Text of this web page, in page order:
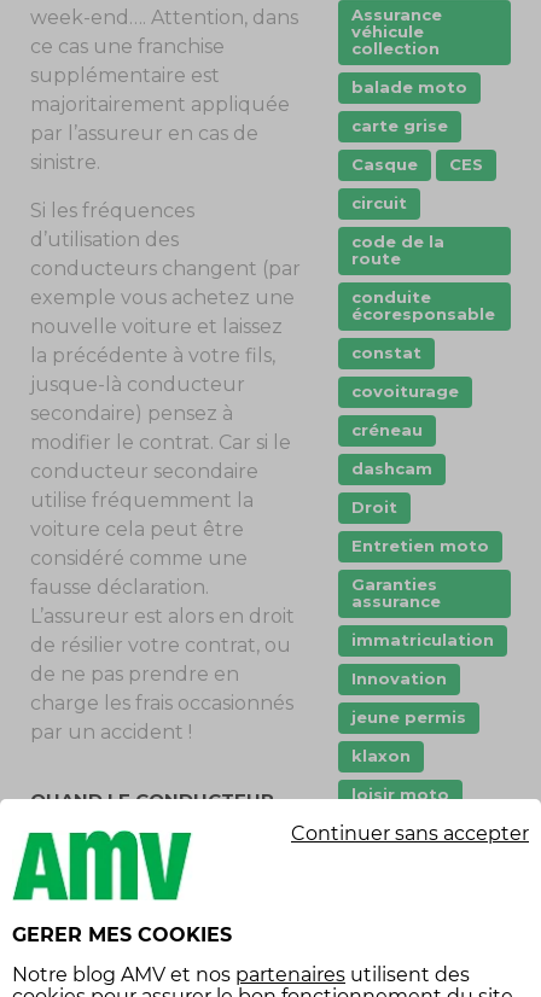
week-end…. Attention, dans
ce cas une franchise
supplémentaire est
majoritairement appliquée
par l’assureur en cas de
sinistre.
Si les fréquences
d’utilisation des
conducteurs changent (par
exemple vous achetez une
nouvelle voiture et laissez
la précédente à votre fils,
jusque-là conducteur
secondaire) pensez à
modifier le contrat. Car si le
conducteur secondaire
utilise fréquemment la
voiture cela peut être
considéré comme une
fausse déclaration.
L’assureur est alors en droit
de résilier votre contrat, ou
de ne pas prendre en
charge les frais occasionnés
par un accident !
QUAND LE CONDUCTEUR
CONDUCTEUR…
Déclarer un conducteur
généralement pas
d’augmentation du
Assurance
véhicule
collection
balade moto
carte grise
Casque
CES
circuit
code de la
route
conduite
écoresponsable
constat
covoiturage
créneau
dashcam
Droit
Entretien moto
Garanties
assurance
immatriculation
Innovation
jeune permis
klaxon
loisir moto
Moto
pneu crevé
GERER MES COOKIES
Notre blog AMV et nos partenaires utilisent des
Continuer sans accepter